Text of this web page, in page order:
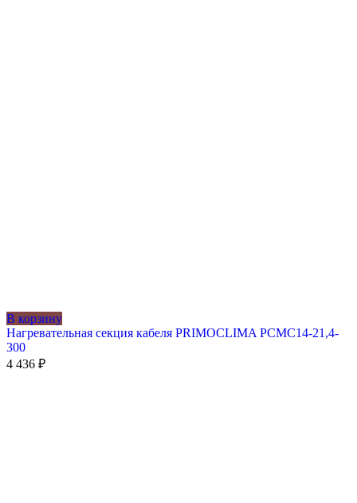
В корзину
Нагревательная секция кабеля PRIMOCLIMA PCMC14-21,4-
300
4 436 ₽